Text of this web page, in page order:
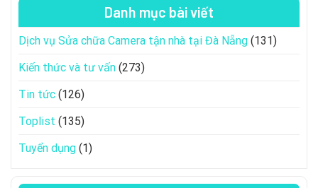
Danh mục bài viết
Dịch vụ Sửa chữa Camera tận nhà tại Đà Nẵng (131)
Kiến thức và tư vấn (273)
Tin tức (126)
Toplist (135)
Tuyển dụng (1)